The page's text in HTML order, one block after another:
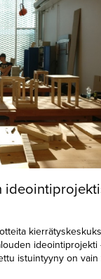
ideointiprojekti
istuintyyny on vain